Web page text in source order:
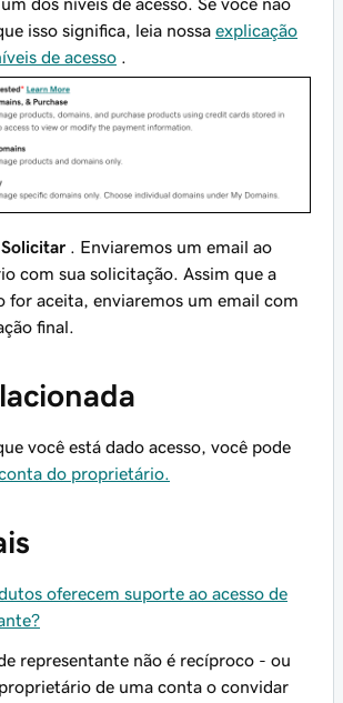
isso significa, leia nossa explicação
de acesso
Solicitar . Enviaremos um email ao
com sua solicitação. Assim que a
for aceita, enviaremos um email com
final.
você está dado acesso, você pode
do proprietário.
oferecem suporte ao acesso de
representante não é recíproco - ou
de uma conta o convidar